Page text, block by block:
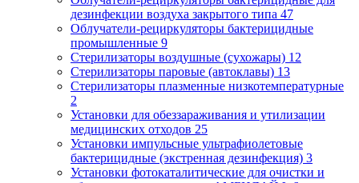
дезинфекции воздуха закрытого типа 47
Облучатели-рециркуляторы бактерицидные
промышленные 9
Стерилизаторы воздушные (сухожары) 12
Стерилизаторы паровые (автоклавы) 13
Стерилизаторы плазменные низкотемпературные
2
Установки для обеззараживания и утилизации
медицинских отходов 25
Установки импульсные ультрафиолетовые
бактерицидные (экстренная дезинфекция) 3
Установки фотокаталитические для очистки и